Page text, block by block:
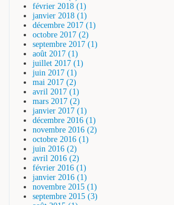
février 2018 (1)
janvier 2018 (1)
décembre 2017 (1)
octobre 2017 (2)
septembre 2017 (1)
août 2017 (1)
juillet 2017 (1)
juin 2017 (1)
mai 2017 (2)
avril 2017 (1)
mars 2017 (2)
janvier 2017 (1)
décembre 2016 (1)
novembre 2016 (2)
octobre 2016 (1)
juin 2016 (2)
avril 2016 (2)
février 2016 (1)
janvier 2016 (1)
novembre 2015 (1)
septembre 2015 (3)